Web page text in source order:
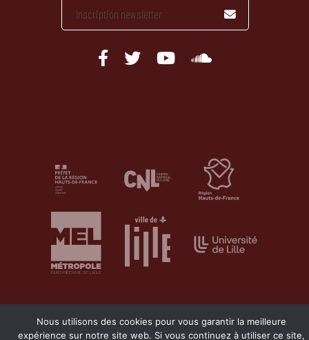
Nous utilisons des cookies pour vous garantir la meilleure
expérience sur notre site web. Si vous continuez à utiliser ce site,